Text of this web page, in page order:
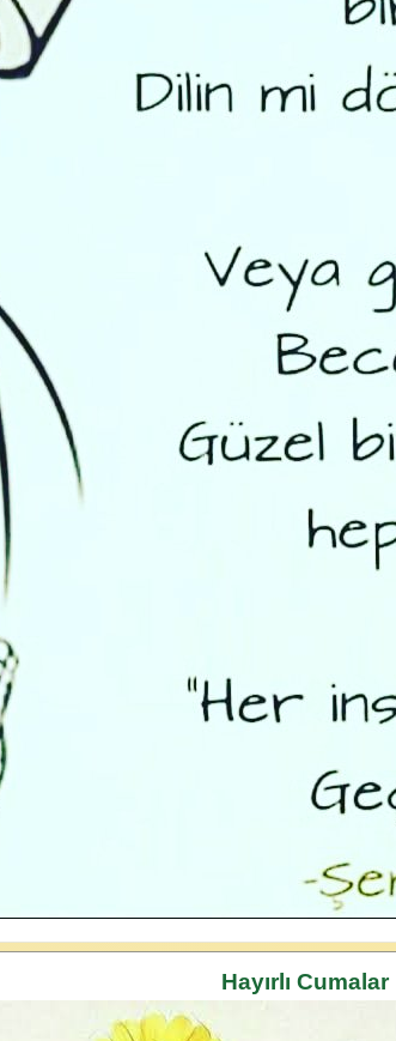
Hayırlı Cumalar